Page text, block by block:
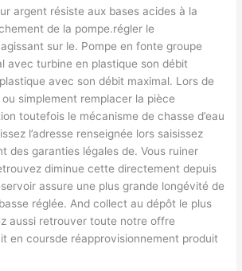
argent résiste aux bases acides à la
de la pompe.régler le
sur le. Pompe en fonte groupe
avec turbine en plastique son débit
avec son débit maximal. Lors de
ou simplement remplacer la pièce
toutefois le mécanisme de chasse d’eau
l’adresse renseignée lors saisissez
des garanties légales de. Vous ruiner
diminue cette directement depuis
assure une plus grande longévité de
réglée. And collect au dépôt le plus
aussi retrouver toute notre offre
en coursde réapprovisionnement produit